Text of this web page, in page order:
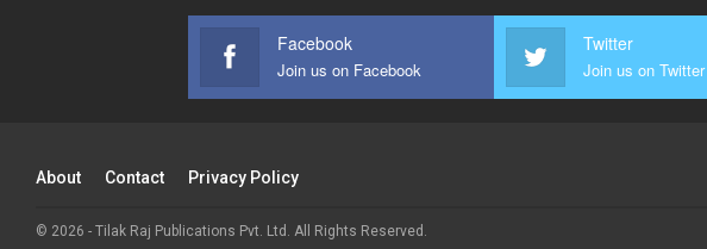
Facebook
Join us on Facebook
Twitter
Join us on Twitter
About Contact Privacy Policy
© 2026 - Tilak Raj Publications Pvt. Ltd. All Rights Reserved.